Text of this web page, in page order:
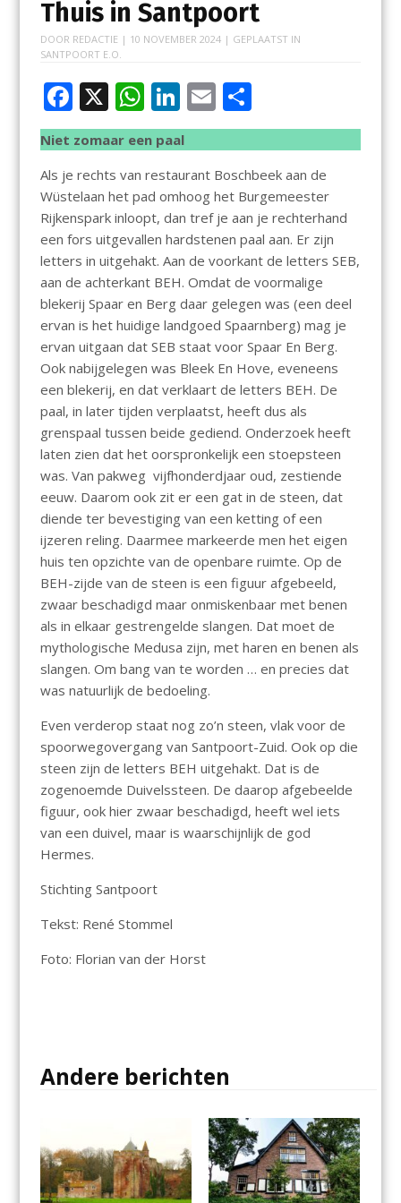
Thuis in Santpoort
DOOR REDACTIE | 10 NOVEMBER 2024| GEPLAATST IN
SANTPOORT E.O.
F
ac
e
b
o
o
k
X W
h
at
s
A
p
p
Li
n
k
e
dI
n
E
m
ai
l
D
el
e
n
Niet zomaar een paal
Als je rechts van restaurant Boschbeek aan de
Wüstelaan het pad omhoog het Burgemeester
Rijkenspark inloopt, dan tref je aan je rechterhand
een fors uitgevallen hardstenen paal aan. Er zijn
letters in uitgehakt. Aan de voorkant de letters SEB,
aan de achterkant BEH. Omdat de voormalige
blekerij Spaar en Berg daar gelegen was (een deel
ervan is het huidige landgoed Spaarnberg) mag je
ervan uitgaan dat SEB staat voor Spaar En Berg.
Ook nabijgelegen was Bleek En Hove, eveneens
een blekerij, en dat verklaart de letters BEH. De
paal, in later tijden verplaatst, heeft dus als
grenspaal tussen beide gediend. Onderzoek heeft
laten zien dat het oorspronkelijk een stoepsteen
was. Van pakweg vijfhonderdjaar oud, zestiende
eeuw. Daarom ook zit er een gat in de steen, dat
diende ter bevestiging van een ketting of een
ijzeren reling. Daarmee markeerde men het eigen
huis ten opzichte van de openbare ruimte. Op de
BEH-zijde van de steen is een figuur afgebeeld,
zwaar beschadigd maar onmiskenbaar met benen
als in elkaar gestrengelde slangen. Dat moet de
mythologische Medusa zijn, met haren en benen als
slangen. Om bang van te worden … en precies dat
was natuurlijk de bedoeling.
Even verderop staat nog zo’n steen, vlak voor de
spoorwegovergang van Santpoort-Zuid. Ook op die
steen zijn de letters BEH uitgehakt. Dat is de
zogenoemde Duivelssteen. De daarop afgebeelde
figuur, ook hier zwaar beschadigd, heeft wel iets
van een duivel, maar is waarschijnlijk de god
Hermes.
Stichting Santpoort
Tekst: René Stommel
Foto: Florian van der Horst
Andere berichten